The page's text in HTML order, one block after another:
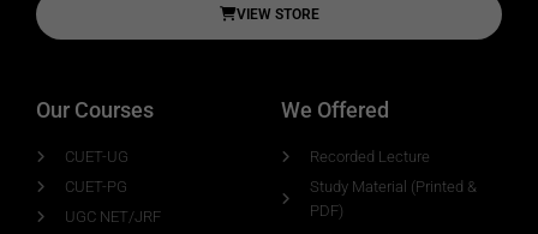
VIEW STORE
Our Courses
CUET-UG
CUET-PG
UGC NET/JRF
We Offered
Recorded Lecture
Study Material (Printed &
PDF)